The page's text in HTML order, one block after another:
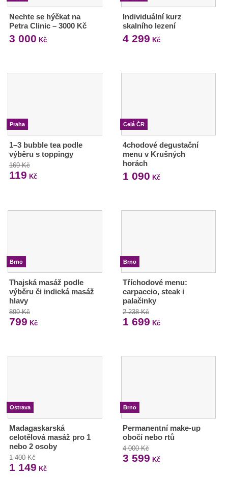
Nechte se hýčkat na
Petra Clinic – 3000 Kč
3 000 Kč
Individuální kurz
skalního lezení
4 299 Kč
Praha
1–3 bubble tea podle
výběru s toppingy
169 Kč
119 Kč
Celá ČR
4chodové degustační
menu v Krušných
horách
1 090 Kč
Brno
Thajská masáž podle
výběru či indická masáž
hlavy
899 Kč
799 Kč
Brno
Tříchodové menu:
carpaccio, steak i
palačinky
2 238 Kč
1 699 Kč
Ostrava
Madagaskarská
celotělová masáž pro 1
nebo 2 osoby
1 400 Kč
1 149 Kč
Brno
Permanentní make-up
obočí nebo rtů
4 000 Kč
3 599 Kč